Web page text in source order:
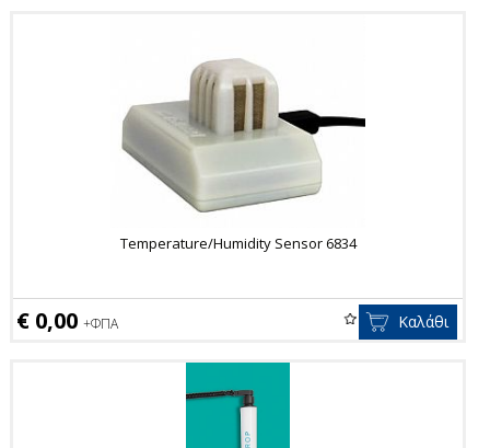
Temperature/Humidity Sensor 6834
€ 0,00 +ΦΠΑ Καλάθι